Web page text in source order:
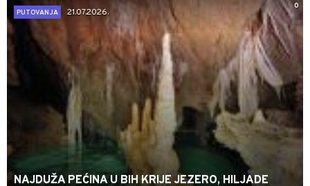
0
PUTOVANJA
21.07.2026.
NAJDUŽA PEĆINA U BIH KRIJE JEZERO, HILJADE